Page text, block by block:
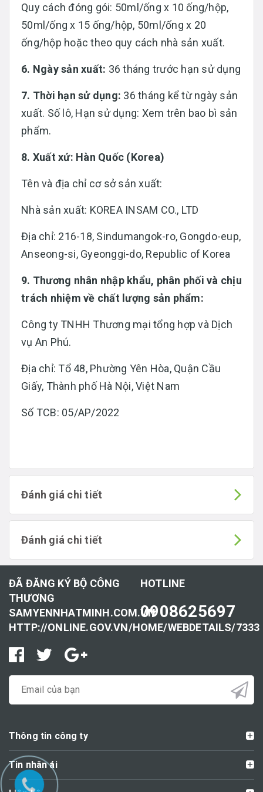
Quy cách đóng gói: 50ml/ống x 10 ống/hộp,
50ml/ống x 15 ống/hộp, 50ml/ống x 20
ống/hộp hoặc theo quy cách nhà sản xuất.
6. Ngày sản xuất: 36 tháng trước hạn sử dụng
7. Thời hạn sử dụng: 36 tháng kể từ ngày sản
xuất. Số lô, Hạn sử dụng: Xem trên bao bì sản
phẩm.
8. Xuất xứ: Hàn Quốc (Korea)
Tên và địa chỉ cơ sở sản xuất:
Nhà sản xuất: KOREA INSAM CO., LTD
Địa chỉ: 216-18, Sindumangok-ro, Gongdo-eup,
Anseong-si, Gyeonggi-do, Republic of Korea
9. Thương nhân nhập khẩu, phân phối và chịu
trách nhiệm về chất lượng sản phẩm:
Công ty TNHH Thương mại tổng hợp và Dịch
vụ An Phú.
Địa chỉ: Tổ 48, Phường Yên Hòa, Quận Cầu
Giấy, Thành phố Hà Nội, Việt Nam
Số TCB: 05/AP/2022
Đánh giá chi tiết
Đánh giá chi tiết
ĐÃ ĐĂNG KÝ BỘ CÔNG
THƯƠNG
SAMYENNHATMINH.COM.VN
HTTP://ONLINE.GOV.VN/HOME/WEBDETAILS/7333
HOTLINE
0908625697
Thông tin công ty
Tin nhân ái